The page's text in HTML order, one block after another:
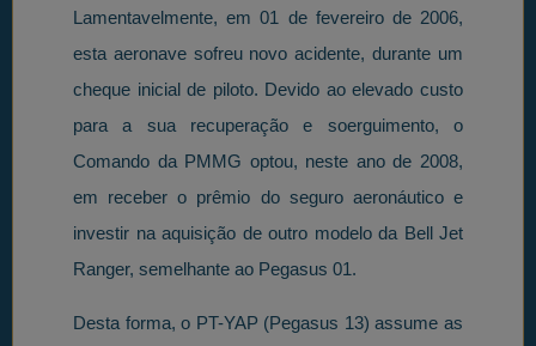
Lamentavelmente, em 01 de fevereiro de 2006,
esta aeronave sofreu novo acidente, durante um
cheque inicial de piloto. Devido ao elevado custo
para a sua recuperação e soerguimento, o
Comando da PMMG optou, neste ano de 2008,
em receber o prêmio do seguro aeronáutico e
investir na aquisição de outro modelo da Bell Jet
Ranger, semelhante ao Pegasus 01.
Desta forma, o PT-YAP (Pegasus 13) assume as